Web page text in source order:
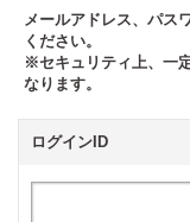
メールアドレス、パス
ください。
※セキュリティ上、一
なります。
ログインID